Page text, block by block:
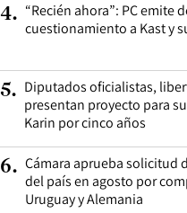
4. “Recién ahora”: PC emite
cuestionamiento a Kast y
5. Diputados oficialistas,
presentan proyecto para
Karin por cinco años
6. Cámara aprueba solicitud
del país en agosto por
Uruguay y Alemania